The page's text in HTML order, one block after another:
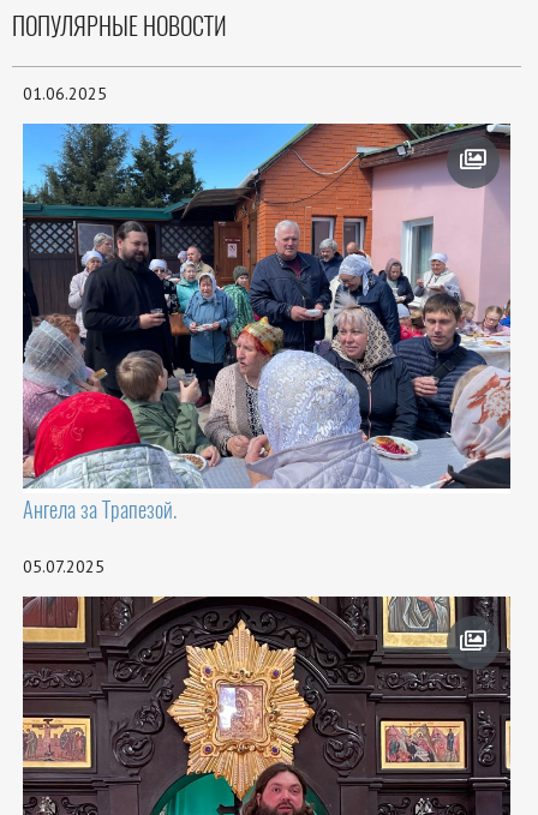
ПОПУЛЯРНЫЕ НОВОСТИ
01.06.2025
Ангела за Трапезой.
05.07.2025